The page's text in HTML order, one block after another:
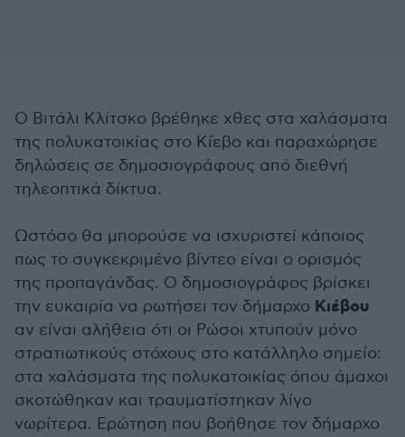
Ο Βιτάλι Κλίτσκο βρέθηκε χθες στα χαλάσματα
της πολυκατοικίας στο Κίεβο και παραχώρησε
δηλώσεις σε δημοσιογράφους από διεθνή
τηλεοπτικά δίκτυα.
Ωστόσο θα μπορούσε να ισχυριστεί κάποιος
πως το συγκεκριμένο βίντεο είναι ο ορισμός
της προπαγάνδας. Ο δημοσιογράφος βρίσκει
την ευκαιρία να ρωτήσει τον δήμαρχο Κιέβου
αν είναι αλήθεια ότι οι Ρώσοι χτυπούν μόνο
στρατιωτικούς στόχους στο κατάλληλο σημείο:
στα χαλάσματα της πολυκατοικίας όπου άμαχοι
σκοτώθηκαν και τραυματίστηκαν λίγο
νωρίτερα. Ερώτηση που βοήθησε τον δήμαρχο